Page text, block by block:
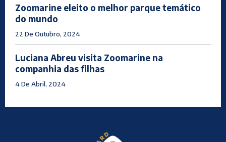
Zoomarine eleito o melhor parque temático
do mundo
22 De Outubro, 2024
Luciana Abreu visita Zoomarine na
companhia das filhas
4 De Abril, 2024